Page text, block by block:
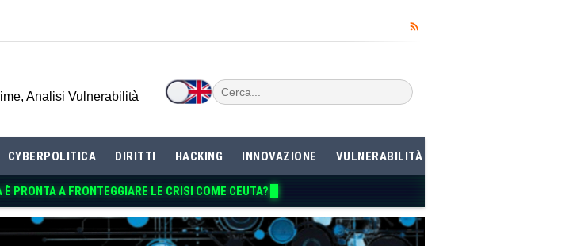
Analisi Vulnerabilità
CYBERPOLITICA DIRITTI HACKING INNOVAZIONE VULNERABILITÀ
PRONTA A FRONTEGGIARE LE CRISI COME CEUTA?